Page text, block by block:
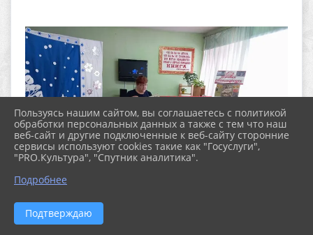
Пользуясь нашим сайтом, вы соглашаетесь с политикой
обработки персональных данных а также с тем что наш
веб-сайт и другие подключенные к веб-сайту сторонние
сервисы используют cookies такие как "Госуслуги",
"PRO.Культура", "Спутник аналитика".
Подробнее
Подтверждаю